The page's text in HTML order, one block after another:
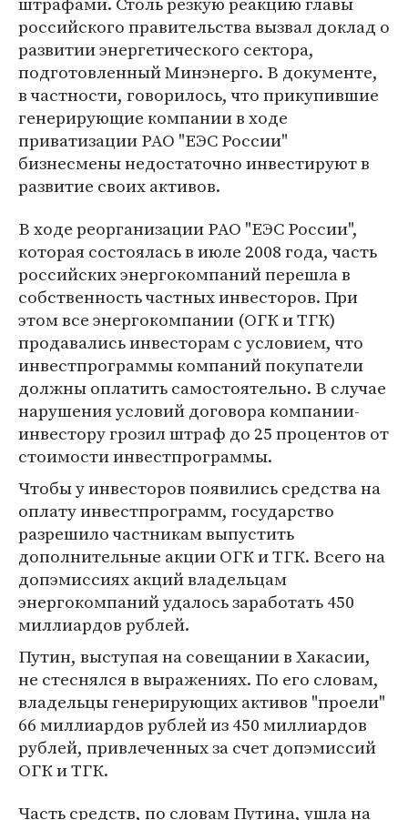
российского правительства вызвал доклад о
развитии энергетического сектора,
подготовленный Минэнерго. В документе,
в частности, говорилось, что прикупившие
генерирующие компании в ходе
приватизации РАО "ЕЭС России"
бизнесмены недостаточно инвестируют в
развитие своих активов.
В ходе реорганизации РАО "ЕЭС России",
которая состоялась в июле 2008 года, часть
российских энергокомпаний перешла в
собственность частных инвесторов. При
этом все энергокомпании (ОГК и ТГК)
продавались инвесторам с условием, что
инвестпрограммы компаний покупатели
должны оплатить самостоятельно. В случае
нарушения условий договора компании-
инвестору грозил штраф до 25 процентов от
стоимости инвестпрограммы.
Чтобы у инвесторов появились средства на
оплату инвестпрограмм, государство
разрешило частникам выпустить
дополнительные акции ОГК и ТГК. Всего на
допэмиссиях акций владельцам
энергокомпаний удалось заработать 450
миллиардов рублей.
Путин, выступая на совещании в Хакасии,
не стеснялся в выражениях. По его словам,
владельцы генерирующих активов "проели"
66 миллиардов рублей из 450 миллиардов
рублей, привлеченных за счет допэмиссий
ОГК и ТГК.
Часть средств, по словам Путина, ушла на